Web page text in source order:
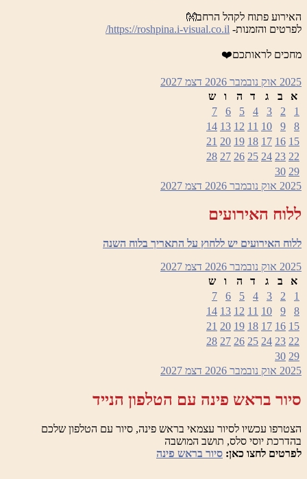
האירוע פתוח לקהל הרחב👐
לפרטים והזמנות- https://roshpina.i-visual.co.il/
מחכים לראותכם❤️
2025 אוק נובמבר 2026 דצמ 2027
א
ב ג ד ה ו
ש
1
2
3
4
5
6
7
8
9
10
11
12
13
14
15
16
17
18
19
20
21
22
23
24
25
26
27
28
29
30
2025 אוק נובמבר 2026 דצמ 2027
ללוח האירועים
ללוח האירועים יש ללחוץ על התאריך בלוח השנה
2025 אוק נובמבר 2026 דצמ 2027
א
ב ג ד ה ו
ש
1
2
3
4
5
6
7
8
9
10
11
12
13
14
15
16
17
18
19
20
21
22
23
24
25
26
27
28
29
30
2025 אוק נובמבר 2026 דצמ 2027
סיור בראש פינה עם הטלפון הנייד
הצטרפו עכשיו לסיור עצמאי בראש פינה, סיור עם הטלפון שלכם
בהדרכת יוסי סלס, תושב המושבה
לפרטים לחצו כאן: סיור בראש פינה